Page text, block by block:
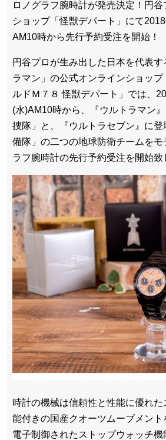
ロノグラフ腕時計が発売決定！円
ショップ「怪獣デパート」にて2018
AM10時から先行予約受注を開始！
円谷プロが生み出した日本を代表す
ラマン」の公式オンラインショッ
ルドＭ７８ 怪獣デパート」では、
(水)AM10時から、『ウルトラマン
捜隊」と、『ウルトラセブン』に
備隊」の二つの地球防衛チームを
ラフ腕時計の先行予約受注を開始致
時計の機械は信頼性と性能に優れ
能付きの国産クオーツムーブメント
電子制御されたストップウォッチ機